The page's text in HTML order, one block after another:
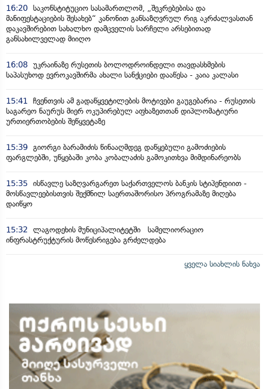
16:20 საკონსტიტუციო სასამართლომ, „შეკრებებისა და
მანიფესტაციების შესახებ“ კანონით განსაზღვრულ რიგ აკრძალვასთან
დაკავშირებით სახალხო დამცველის სარჩელი არსებითად
განსახილველად მიიღო
16:08 უკრაინაზე რუსეთის ბოლოდროინდელი თავდასხმების
საპასუხოდ ევროკავშირმა ახალი სანქციები დააწესა - კაია კალასი
15:41 ჩვენთვის ამ გადაწყვეტილების მოტივები გაუგებარია - რუსეთის
საგარეო ნაურუს მიერ ოკუპირებულ აფხაზეთთან დიპლომატიური
ურთიერთობების შეწყვეტაზე
15:39 გიორგი ბარამიძის წინააღმდეგ დაწყებული გამოძიების
ფარგლებში, უწყებაში კობა კობალაძის გამოკითხვა მიმდინარეობს
15:35 ისწავლე საზღვარგარეთ საქართველოს ბანკის სტიპენდიით -
მოსწავლეებისთვის შექმნილ საერთაშორისო პროგრამაზე მიღება
დაიწყო
15:32 ლაგოდეხის მუნიციპალიტეტში სამელიორაციო
ინფრასტრუქტურის მოწესრიგება გრძელდება
ყველა სიახლის ნახვა